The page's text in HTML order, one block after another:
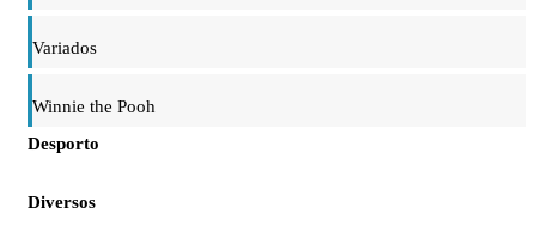
Variados
Winnie the Pooh
Desporto
Diversos